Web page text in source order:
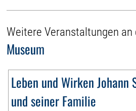
Weitere Veranstaltungen an
Museum
Leben und Wirken Johann
und seiner Familie